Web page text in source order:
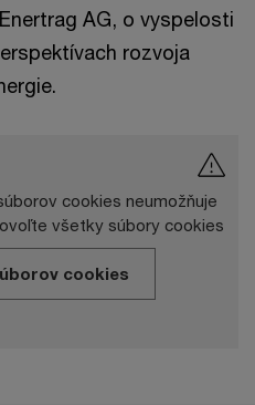
AG, o vyspelosti
rozvoja
cookies neumožňuje
všetky súbory cookies
cookies